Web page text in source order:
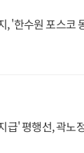
, '한수원 포스코
급' 평행선, 곽노